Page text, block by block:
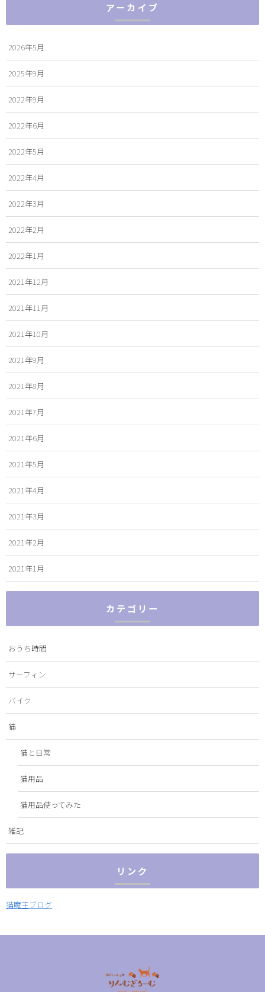
アーカイブ
2026年5月
2025年9月
2022年9月
2022年6月
2022年5月
2022年4月
2022年3月
2022年2月
2022年1月
2021年12月
2021年11月
2021年10月
2021年9月
2021年8月
2021年7月
2021年6月
2021年5月
2021年4月
2021年3月
2021年2月
2021年1月
カテゴリー
おうち時間
サーフィン
バイク
猫
猫と日常
猫用品
猫用品使ってみた
雑記
リンク
猫魔王ブログ